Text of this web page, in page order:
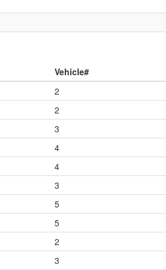
Vehicle#
2
2
3
4
4
3
5
5
2
3